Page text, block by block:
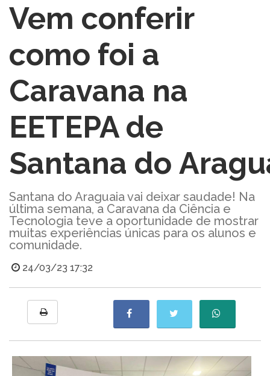
Vem conferir
como foi a
Caravana na
EETEPA de
Santana do
Santana do Araguaia vai deixar saudade! Na
última semana, a Caravana da Ciência e
Tecnologia teve a oportunidade de mostrar
muitas experiências únicas para os alunos e
comunidade.
24/03/23 17:32